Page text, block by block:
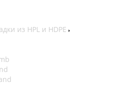
из HPL и HDPE